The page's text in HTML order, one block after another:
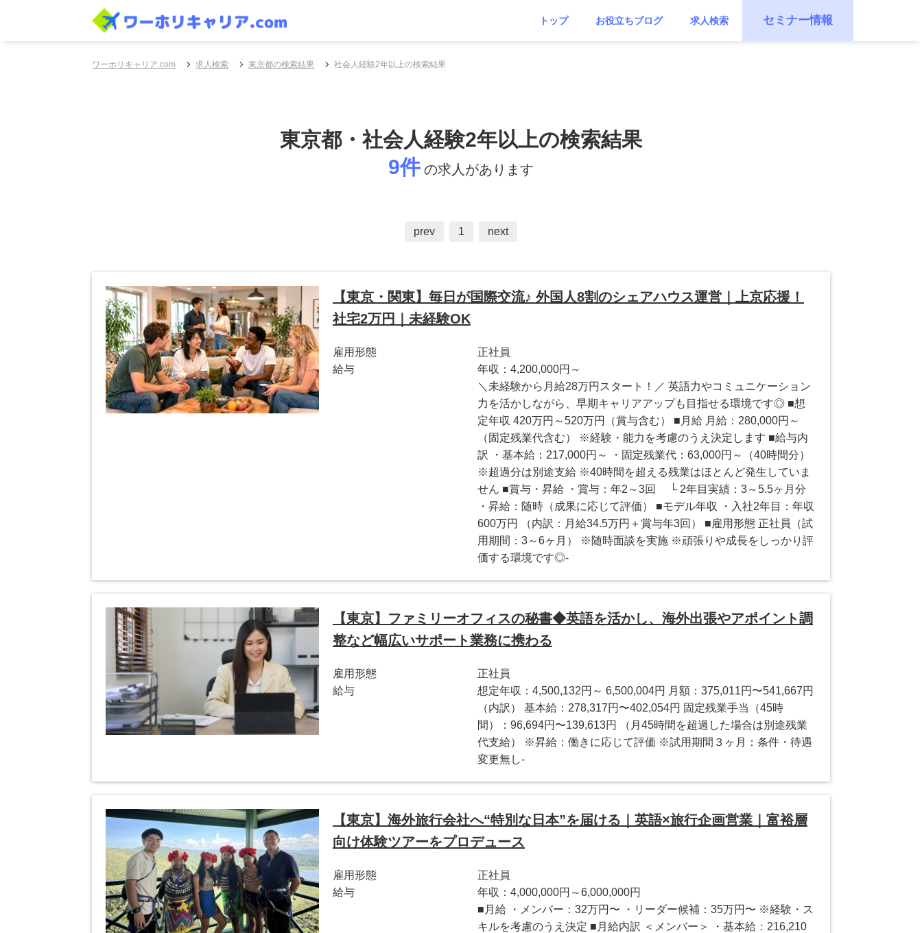
トップ お役立ちブログ 求人検索 セミナー情報
ワーホリキャリア.com 求人検索 東京都の検索結果 社会人経験2年以上の検索結果
東京都・社会人経験2年以上の検索結果
9件 の求人があります
prev 1 next
【東京・関東】毎日が国際交流♪ 外国人8割のシェアハウス運営｜上京応援！
社宅2万円｜未経験OK
雇用形態
正社員
給与
年収：4,200,000円～
＼未経験から月給28万円スタート！／ 英語力やコミュニケーション
力を活かしながら、早期キャリアアップも目指せる環境です◎ ■想
定年収 420万円～520万円（賞与含む） ■月給 月給：280,000円～
（固定残業代含む） ※経験・能力を考慮のうえ決定します ■給与内
訳 ・基本給：217,000円～ ・固定残業代：63,000円～（40時間分）
※超過分は別途支給 ※40時間を超える残業はほとんど発生していま
せん ■賞与・昇給 ・賞与：年2～3回 └ 2年目実績：3～5.5ヶ月分
・昇給：随時（成果に応じて評価） ■モデル年収 ・入社2年目：年収
600万円 （内訳：月給34.5万円＋賞与年3回） ■雇用形態 正社員（試
用期間：3～6ヶ月） ※随時面談を実施 ※頑張りや成長をしっかり評
価する環境です◎-
【東京】ファミリーオフィスの秘書◆英語を活かし、海外出張やアポイント調
整など幅広いサポート業務に携わる
雇用形態
正社員
給与
想定年収：4,500,132円～ 6,500,004円 月額：375,011円〜541,667円
（内訳） 基本給：278,317円〜402,054円 固定残業⼿当（45時
間）：96,694円〜139,613円 （月45時間を超過した場合は別途残業
代支給） ※昇給：働きに応じて評価 ※試用期間３ヶ月：条件・待遇
変更無し-
【東京】海外旅行会社へ“特別な日本”を届ける｜英語×旅行企画営業｜富裕層
向け体験ツアーをプロデュース
雇用形態
正社員
給与
年収：4,000,000円～6,000,000円
■月給 ・メンバー：32万円〜 ・リーダー候補：35万円〜 ※経験・ス
キルを考慮のうえ決定 ■月給内訳 ＜メンバー＞ ・基本給：216,210